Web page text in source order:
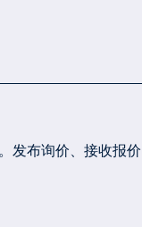
发布询价、接收报价